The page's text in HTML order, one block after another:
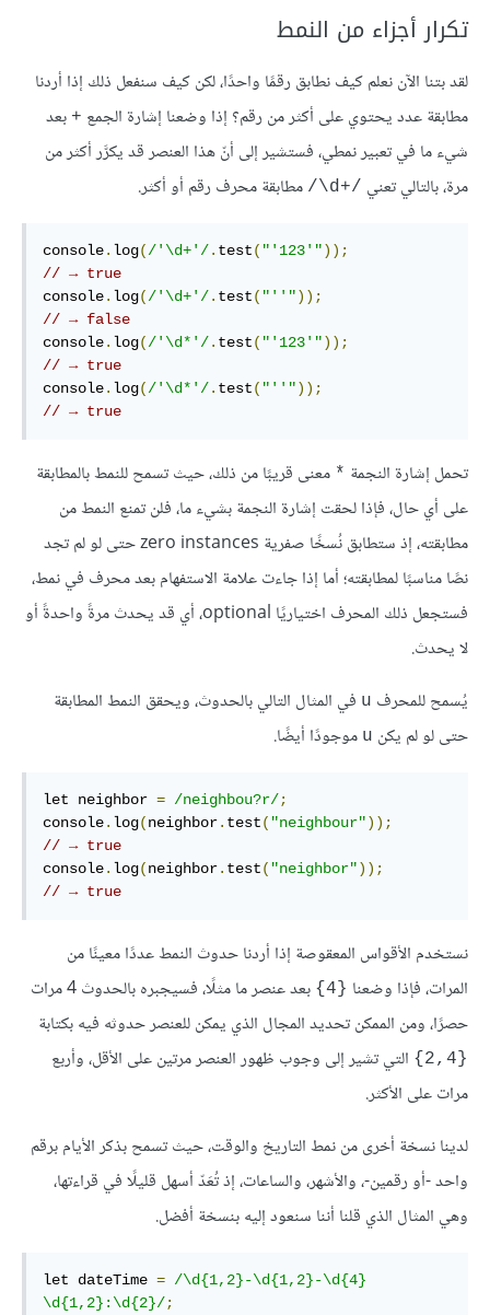
تكرار أجزاء من النمط
لقد بتنا الآن نعلم كيف نطابق رقمًا واحدًا، لكن كيف سنفعل ذلك إذا أردنا
مطابقة عدد يحتوي على أكثر من رقم؟ إذا وضعنا إشارة الجمع + بعد
شيء ما في تعبير نمطي، فستشير إلى أنّ هذا العنصر قد يكرَّر أكثر من
مرة، بالتالي تعني ‎/\d+/‎ مطابقة محرف رقم أو أكثر.
console. log(/'\d+'/. test( "'123'"));
// → true
console. log(/'\d+'/. test( "''"));
// → false
console. log(/'\d*'/. test( "'123'"));
// → true
console. log(/'\d*'/. test( "''"));
// → true
تحمل إشارة النجمة * معنى قريبًا من ذلك، حيث تسمح للنمط بالمطابقة
على أي حال، فإذا لحقت إشارة النجمة بشيء ما، فلن تمنع النمط من
مطابقته، إذ ستطابق نُسخًا صفرية zero instances حتى لو لم تجد
نصًا مناسبًا لمطابقته؛ أما إذا جاءت علامة الاستفهام بعد محرف في نمط،
فستجعل ذلك المحرف اختياريًا optional، أي قد يحدث مرةً واحدةً أو
لا يحدث.
يُسمح للمحرف u في المثال التالي بالحدوث، ويحقق النمط المطابقة
حتى لو لم يكن u موجودًا أيضًا.
let neighbor = /neighbou?r/;
console. log(neighbor. test( "neighbour"));
// → true
console. log(neighbor. test( "neighbor"));
// → true
نستخدم الأقواس المعقوصة إذا أردنا حدوث النمط عددًا معينًا من
المرات، فإذا وضعنا {4}
بعد عنصر ما مثلًا، فسيجبره بالحدوث 4 مرات
حصرًا، ومن الممكن تحديد المجال الذي يمكن للعنصر حدوثه فيه بكتابة
{‎2,4‎}
التي تشير إلى وجوب ظهور العنصر مرتين على الأقل، وأربع
مرات على الأكثر.
لدينا نسخة أخرى من نمط التاريخ والوقت، حيث تسمح بذكر الأيام برقم
واحد -أو رقمين-، والأشهر، والساعات، إذ تُعَدّ أسهل قليلًا في قراءتها،
وهي المثال الذي قلنا أننا سنعود إليه بنسخة أفضل.
let dateTime = /\d{1,2}-\d{1,2}-\d{4}
\d{1,2}:\d{2}/;